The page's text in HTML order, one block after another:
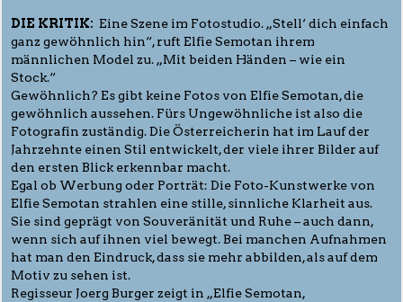
DIE KRITIK: Eine Szene im Fotostudio. „Stell‘ dich einfach
ganz gewöhnlich hin“, ruft Elfie Semotan ihrem
männlichen Model zu. „Mit beiden Händen – wie ein
Stock.“
Gewöhnlich? Es gibt keine Fotos von Elfie Semotan, die
gewöhnlich aussehen. Fürs Ungewöhnliche ist also die
Fotografin zuständig. Die Österreicherin hat im Lauf der
Jahrzehnte einen Stil entwickelt, der viele ihrer Bilder auf
den ersten Blick erkennbar macht.
Egal ob Werbung oder Porträt: Die Foto-Kunstwerke von
Elfie Semotan strahlen eine stille, sinnliche Klarheit aus.
Sie sind geprägt von Souveränität und Ruhe – auch dann,
wenn sich auf ihnen viel bewegt. Bei manchen Aufnahmen
hat man den Eindruck, dass sie mehr abbilden, als auf dem
Motiv zu sehen ist.
Regisseur Joerg Burger zeigt in „Elfie Semotan,